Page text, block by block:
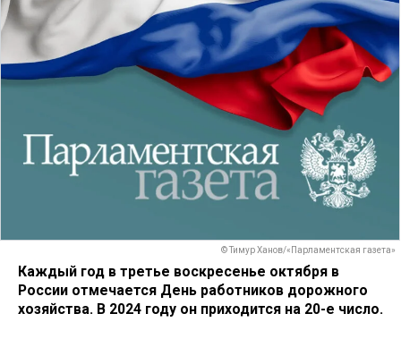
© Тимур Ханов/«Парламентская газета»
Каждый год в третье воскресенье октября в
России отмечается День работников дорожного
хозяйства. В 2024 году он приходится на 20-е число.